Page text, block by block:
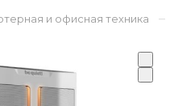
и офисная техника –